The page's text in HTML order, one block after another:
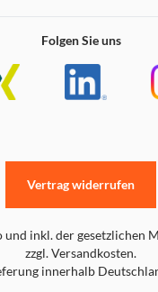
Folgen Sie uns
und inkl. der gesetzlichen
zzgl. Versandkosten.
innerhalb
Vertrag widerrufen